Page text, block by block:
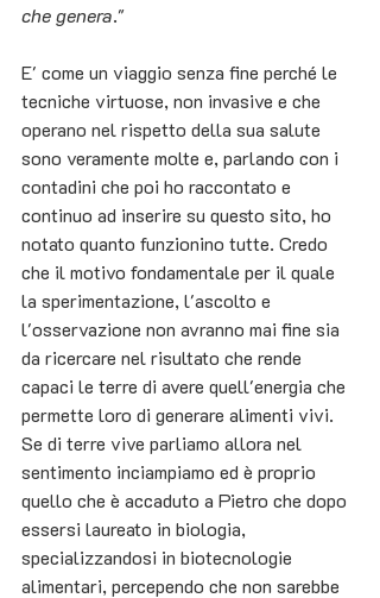
che genera."
E' come un viaggio senza fine perché le
tecniche virtuose, non invasive e che
operano nel rispetto della sua salute
sono veramente molte e, parlando con i
contadini che poi ho raccontato e
continuo ad inserire su questo sito, ho
notato quanto funzionino tutte. Credo
che il motivo fondamentale per il quale
la sperimentazione, l'ascolto e
l'osservazione non avranno mai fine sia
da ricercare nel risultato che rende
capaci le terre di avere quell'energia che
permette loro di generare alimenti vivi.
Se di terre vive parliamo allora nel
sentimento inciampiamo ed è proprio
quello che è accaduto a Pietro che dopo
essersi laureato in biologia,
specializzandosi in biotecnologie
alimentari, percependo che non sarebbe